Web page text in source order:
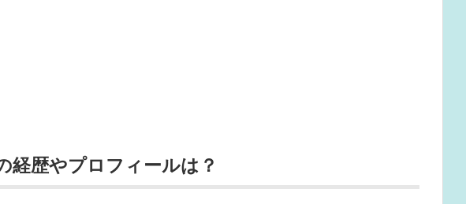
経歴やプロフィールは？